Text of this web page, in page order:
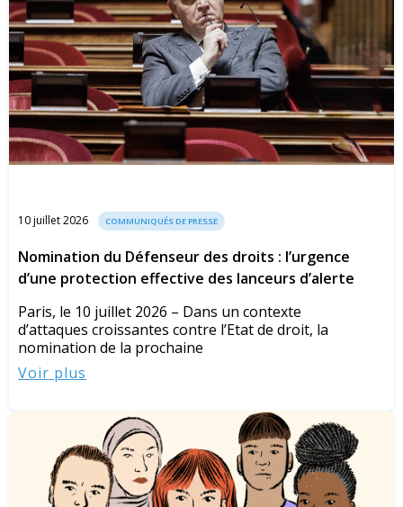
10 juillet 2026 COMMUNIQUÉS DE PRESSE
Nomination du Défenseur des droits : l’urgence
d’une protection effective des lanceurs d’alerte
Paris, le 10 juillet 2026 – Dans un contexte
d’attaques croissantes contre l’Etat de droit, la
nomination de la prochaine
Voir plus